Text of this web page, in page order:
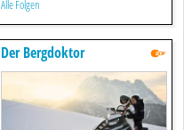
Alle Folgen
Der Bergdoktor